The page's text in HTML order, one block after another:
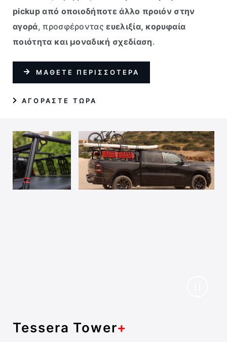
pickup από οποιοδήποτε άλλο προιόν στην
αγορά, προσφέροντας ευελιξία, κορυφαία
ποιότητα και μοναδική σχεδίαση.
ΜΑΘΕΤΕ ΠΕΡΙΣΣΟΤΕΡΑ
AΓΟΡΑΣΤΕ ΤΩΡΑ
Tessera Tower+